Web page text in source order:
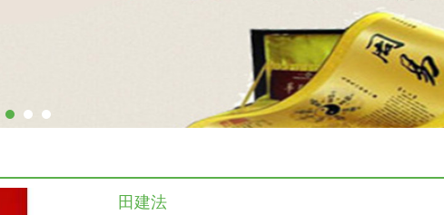
田建法